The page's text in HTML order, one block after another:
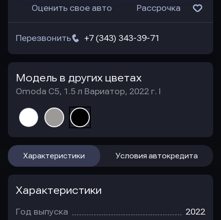
Оценить свое авто Рассрочка
+7 (343) 343-39-71
Перезвонить
Модель в других цветах
Omoda C5, 1.5 л Вариатор, 2022 г. I
Характеристики Условия автокредита
Характеристики
Год выпуска 2022